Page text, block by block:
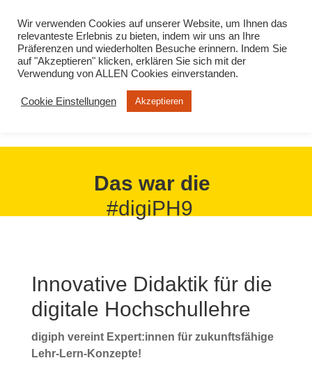
Das war die
#digiPH9
Innovative Didaktik für die
digitale Hochschullehre
digiph vereint Expert:innen für zukunftsfähige
Lehr-Lern-Konzepte!
Wir verwenden Cookies auf unserer Website, um Ihnen das
relevanteste Erlebnis zu bieten, indem wir uns an Ihre
Präferenzen und wiederholten Besuche erinnern. Indem Sie
auf "Akzeptieren" klicken, erklären Sie sich mit der
Verwendung von ALLEN Cookies einverstanden.
Cookie Einstellungen Akzeptieren